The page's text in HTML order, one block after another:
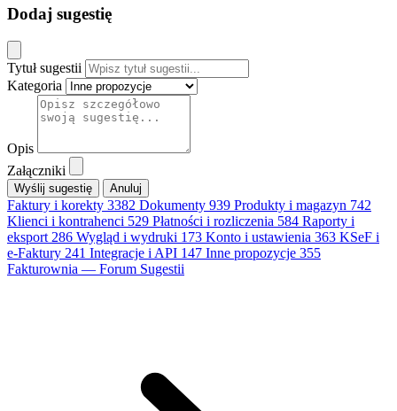
Dodaj sugestię
Tytuł sugestii
Kategoria
Opis
Załączniki
Anuluj
Faktury i korekty 3382 Dokumenty 939 Produkty i magazyn 742
Klienci i kontrahenci 529 Płatności i rozliczenia 584 Raporty i
eksport 286 Wygląd i wydruki 173 Konto i ustawienia 363 KSeF i
e-Faktury 241 Integracje i API 147 Inne propozycje 355
Fakturownia — Forum Sugestii